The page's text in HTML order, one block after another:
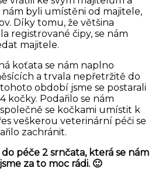
byli umístěni od majitele,
Díky tomu, že většina
registrované čipy, se nám
majitele.
koťata se nám naplno
a trvala nepřetržitě do
období jsme se postarali
kočky. Podařilo se nám
se kočkami umístit k
veškerou veterinární péči se
zachránit.
péče 2 srnčata, která se nám
za to moc rádi. 🙂